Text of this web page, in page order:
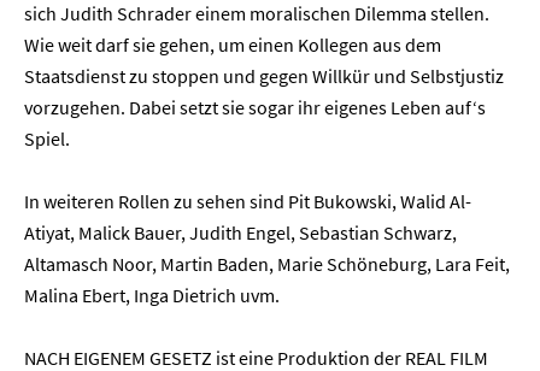
sich Judith Schrader einem moralischen Dilemma stellen.
Wie weit darf sie gehen, um einen Kollegen aus dem
Staatsdienst zu stoppen und gegen Willkür und Selbstjustiz
vorzugehen. Dabei setzt sie sogar ihr eigenes Leben auf‘s
Spiel.
In weiteren Rollen zu sehen sind Pit Bukowski, Walid Al-
Atiyat, Malick Bauer, Judith Engel, Sebastian Schwarz,
Altamasch Noor, Martin Baden, Marie Schöneburg, Lara Feit,
Malina Ebert, Inga Dietrich uvm.
NACH EIGENEM GESETZ ist eine Produktion der REAL FILM
Unternehmen
Presse
Karriere